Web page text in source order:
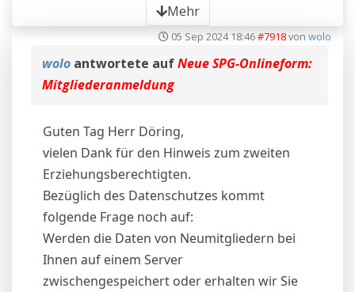
Mehr
05 Sep 2024 18:46#7918von wolo
wolo antwortete aufNeue SPG-Onlineform:
Mitgliederanmeldung
Guten Tag Herr Döring,
vielen Dank für den Hinweis zum zweiten
Erziehungsberechtigten.
Bezüglich des Datenschutzes kommt
folgende Frage noch auf:
Werden die Daten von Neumitgliedern bei
Ihnen auf einem Server
zwischengespeichert oder erhalten wir Sie